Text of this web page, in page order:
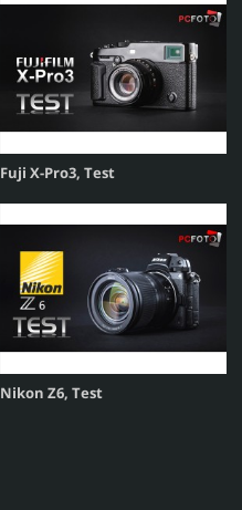
Fuji X-Pro3, Test
Nikon Z6, Test